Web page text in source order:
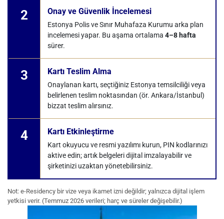
2 Onay ve Güvenlik İncelemesi
Estonya Polis ve Sınır Muhafaza Kurumu arka plan
incelemesi yapar. Bu aşama ortalama 4–8 hafta
sürer.
3 Kartı Teslim Alma
Onaylanan kartı, seçtiğiniz Estonya temsilciliği veya
belirlenen teslim noktasından (ör. Ankara/İstanbul)
bizzat teslim alırsınız.
4 Kartı Etkinleştirme
Kart okuyucu ve resmi yazılımı kurun, PIN kodlarınızı
aktive edin; artık belgeleri dijital imzalayabilir ve
şirketinizi uzaktan yönetebilirsiniz.
Not: e-Residency bir vize veya ikamet izni değildir; yalnızca dijital işlem
yetkisi verir. (Temmuz 2026 verileri; harç ve süreler değişebilir.)